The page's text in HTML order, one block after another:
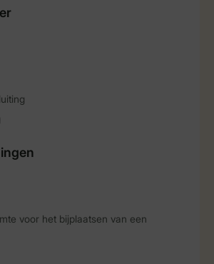
voor het bijplaatsen van een